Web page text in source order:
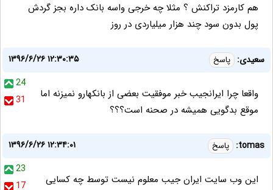
هم کارمزد تراکنش ؟ مثلا چه خرجی واسه بانک داره بجز گردش
پول بدون سود چند هزار میلیاردی در روز
سعیدی: پاسخ
۱۳۹۶/۶/۲۶ ۱۲:۳۰:۳۵
24
31
واقعا چرا ایرانجیب خبر موفقیت بعضی از بانکهارو نمیزنه اما
موقع بدگویی همیشه در صحنه است؟؟؟
tomas: پاسخ
۱۳۹۶/۶/۲۶ ۱۲:۳۴:۰۱
23
17
این وب سایت ایران جیب معلوم نیست توسط چه کسایی